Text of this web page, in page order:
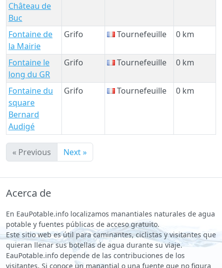
Château de
Buc
Fontaine de
la Mairie
Grifo Tournefeuille 0 km
Fontaine le
long du GR
Grifo Tournefeuille 0 km
Fontaine du
square
Bernard
Audigé
Grifo Tournefeuille 0 km
« Previous Next »
Acerca de
En EauPotable.info localizamos manantiales naturales de agua
potable y fuentes públicas de acceso gratuito.
Este sitio web es útil para caminantes, ciclistas y visitantes que
quieran llenar sus botellas de agua durante su viaje.
EauPotable.info depende de las contribuciones de los
visitantes. Si conoce un manantial o una fuente que no figura